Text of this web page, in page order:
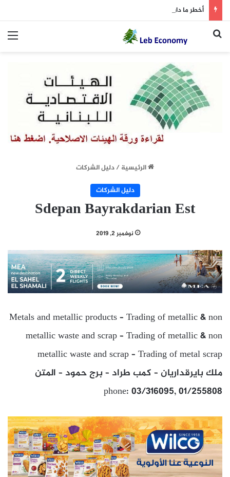
أخطر ما دار داخل غرفة المفاوضات
بحث عن
الرئيسية/دليل الشركات
دليل الشركات
Sdepan Bayrakdarian Est
نوفمبر 2, 2019
Metals and metallic products – Trading of metallic & non
metallic waste and scrap – Trading of metallic & non
metallic waste and scrap – Trading of metal scrap
ملك بايرقداريان – كمب طراد – برج حمود – المتن
phone: 03/316095, 01/255808